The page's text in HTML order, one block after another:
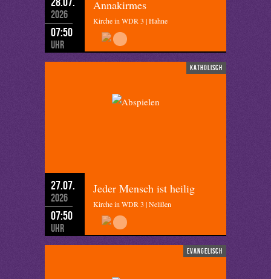
2026
07:50
Uhr
Annakirmes
Kirche in WDR 3 | Hahne
katholisch
27.07.
2026
07:50
Uhr
Jeder Mensch ist heilig
Kirche in WDR 3 | Nelißen
evangelisch